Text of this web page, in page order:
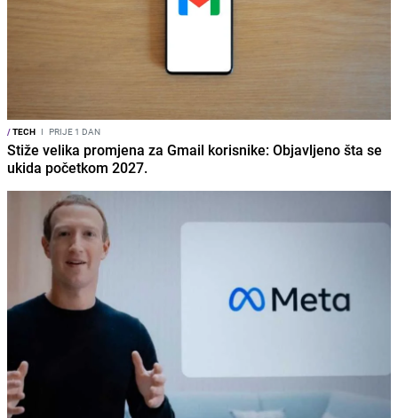
/TECH I PRIJE 1 DAN
Stiže velika promjena za Gmail korisnike: Objavljeno šta se
ukida početkom 2027.